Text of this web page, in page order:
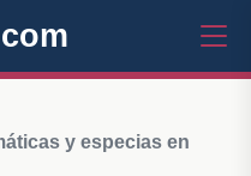
y especias en